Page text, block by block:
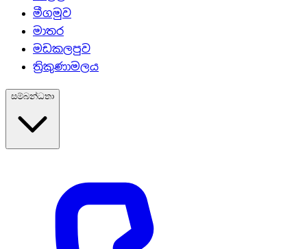
මීගමුව
මාතර
මඩකලපුව
ත්‍රිකුණාමලය
සම්බන්ධතා